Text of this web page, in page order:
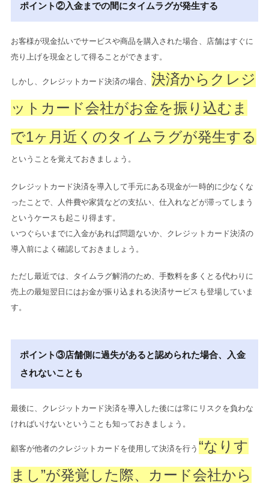
ポイント②入金までの間にタイムラグが発生する
お客様が現金払いでサービスや商品を購入された場合、店舗はすぐに
売り上げを現金として得ることができます。
しかし、クレジットカード決済の場合、 決済からクレジ
ットカード会社がお金を振り込むま
で1ヶ月近くのタイムラグが発生する
ということを覚えておきましょう。
クレジットカード決済を導入して手元にある現金が一時的に少なくな
ったことで、人件費や家賃などの支払い、仕入れなどが滞ってしまう
というケースも起こり得ます。
いつぐらいまでに入金があれば問題ないか、クレジットカード決済の
導入前によく確認しておきましょう。
ただし最近では、タイムラグ解消のため、手数料を多くとる代わりに
売上の最短翌日にはお金が振り込まれる決済サービスも登場していま
す。
ポイント③店舗側に過失があると認められた場合、入金
されないことも
最後に、クレジットカード決済を導入した後には常にリスクを負わな
ければいけないということも知っておきましょう。
顧客が他者のクレジットカードを使用して決済を行う “なりす
まし”が発覚した際、カード会社から